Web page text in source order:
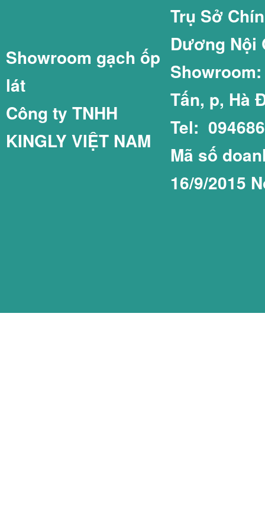
GẠCH LÁT SÂN
GẠCH LÁT SÂN
GẠCH LÁT SÂN
GẠCH THẺ
GẠCH THẺ
GẠCH THẺ VIỆT
Showroom gạch ốp
lát
Công ty TNHH
KINGLY VIỆT NAM
Trụ Sở
Dương Nội
Tấn, p, Hà
Tel:
Mã số
16/9/2015